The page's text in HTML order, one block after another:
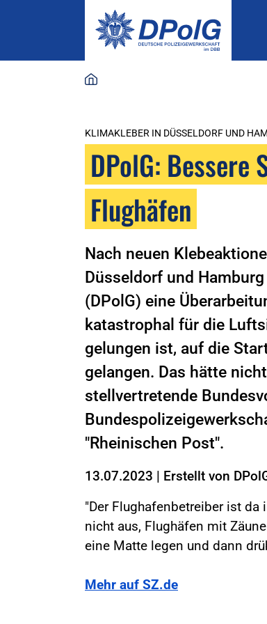
KLIMAKLEBER IN DÜSSELDORF UND
DPolG: Bessere
Flughäfen
Nach neuen
Düsseldorf und
(DPolG) eine
katastrophal für die
gelungen ist, auf die
gelangen. Das hätte
stellvertretende
"Rheinischen Post".
13.07.2023 | Erstellt von
"Der Flughafenbetreiber ist
nicht aus, Flughäfen mit
eine Matte legen und dann
Mehr auf SZ.de